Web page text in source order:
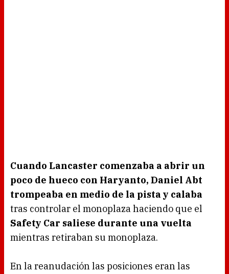
Cuando Lancaster comenzaba a abrir un
poco de hueco con Haryanto, Daniel Abt
trompeaba en medio de la pista y calaba
tras controlar el monoplaza haciendo que el
Safety Car saliese durante una vuelta
mientras retiraban su monoplaza.
En la reanudación las posiciones eran las